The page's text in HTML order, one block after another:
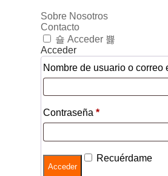
Sobre Nosotros
Contacto
Acceder
Acceder
Nombre de usuario o correo
Contraseña *
Recuérdame
Acceder